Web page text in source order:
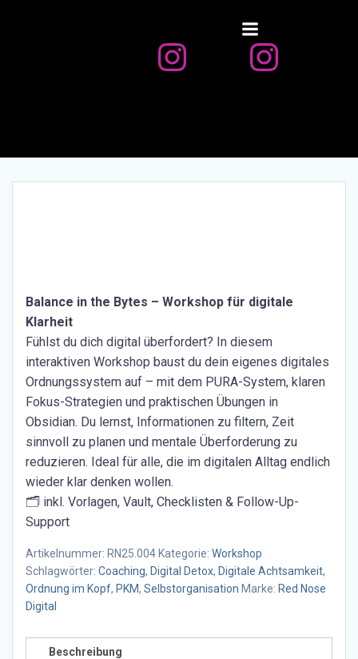
Balance in the Bytes – Workshop für digitale
Klarheit
Fühlst du dich digital überfordert? In diesem
interaktiven Workshop baust du dein eigenes digitales
Ordnungssystem auf – mit dem PURA-System, klaren
Fokus-Strategien und praktischen Übungen in
Obsidian. Du lernst, Informationen zu filtern, Zeit
sinnvoll zu planen und mentale Überforderung zu
reduzieren. Ideal für alle, die im digitalen Alltag endlich
wieder klar denken wollen.
🗂 inkl. Vorlagen, Vault, Checklisten & Follow-Up-
Support
Artikelnummer: RN25.004 Kategorie: Workshop
Schlagwörter: Coaching, Digital Detox, Digitale Achtsamkeit,
Ordnung im Kopf, PKM, Selbstorganisation Marke: Red Nose
Digital
Beschreibung